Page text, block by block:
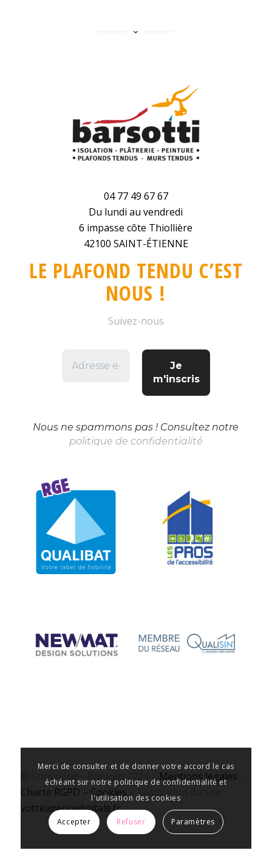
04 77 49 67 67
Du lundi au vendredi
6 impasse côte Thiollière
42100 SAINT-ÉTIENNE
LE PLAFOND TENDU C’EST
NOUS !
Suivez-nous
Nous ne spammons pas ! Consultez notre
politique de confidentialité
© Copyright – Barsotti 2024 – Mentions légales
Charte RGPD – Cookies – Réalisation du site
votreagencedigitale.fr
Merci de consulter et de donner votre accord le cas
échéant sur notre politique de confidentialité et
l'utilisation des cookies
Accepter Refuser Paramètres